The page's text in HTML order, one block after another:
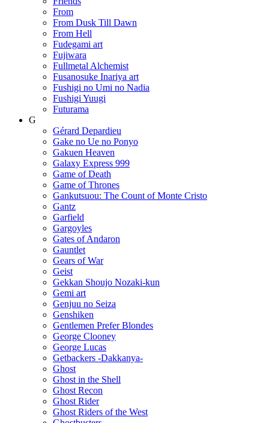
From
From Dusk Till Dawn
From Hell
Fudegami art
Fujiwara
Fullmetal Alchemist
Fusanosuke Inariya art
Fushigi no Umi no Nadia
Fushigi Yuugi
Futurama
G
Gérard Depardieu
Gake no Ue no Ponyo
Gakuen Heaven
Galaxy Express 999
Game of Death
Game of Thrones
Gankutsuou: The Count of Monte Cristo
Gantz
Garfield
Gargoyles
Gates of Andaron
Gauntlet
Gears of War
Geist
Gekkan Shoujo Nozaki-kun
Gemi art
Genjuu no Seiza
Genshiken
Gentlemen Prefer Blondes
George Clooney
George Lucas
Getbackers -Dakkanya-
Ghost
Ghost in the Shell
Ghost Recon
Ghost Rider
Ghost Riders of the West